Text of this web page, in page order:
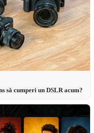
să cumperi un DSLR acum?